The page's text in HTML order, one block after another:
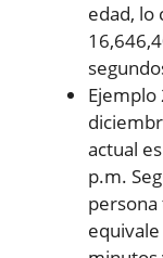
edad, lo
Ejemplo
actual
p.m.
persona